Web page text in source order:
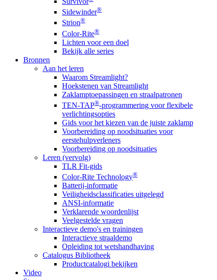
Sidewinder®
Strion®
Color-Rite®
Lichten voor een doel
Bekijk alle series
Bronnen
Aan het leren
Waarom Streamlight?
Hoekstenen van Streamlight
Zaklamptoepassingen en straalpatronen
TEN-TAP®-programmering voor flexibele
verlichtingsopties
Gids voor het kiezen van de juiste zaklamp
Voorbereiding op noodsituaties voor
eerstehulpverleners
Voorbereiding op noodsituaties
Leren (vervolg)
TLR Fit-gids
Color-Rite Technology®
Batterij-informatie
Veiligheidsclassificaties uitgelegd
ANSI-informatie
Verklarende woordenlijst
Veelgestelde vragen
Interactieve demo's en trainingen
Interactieve straaldemo
Opleiding tot wetshandhaving
Catalogus Bibliotheek
Productcatalogi bekijken
Video